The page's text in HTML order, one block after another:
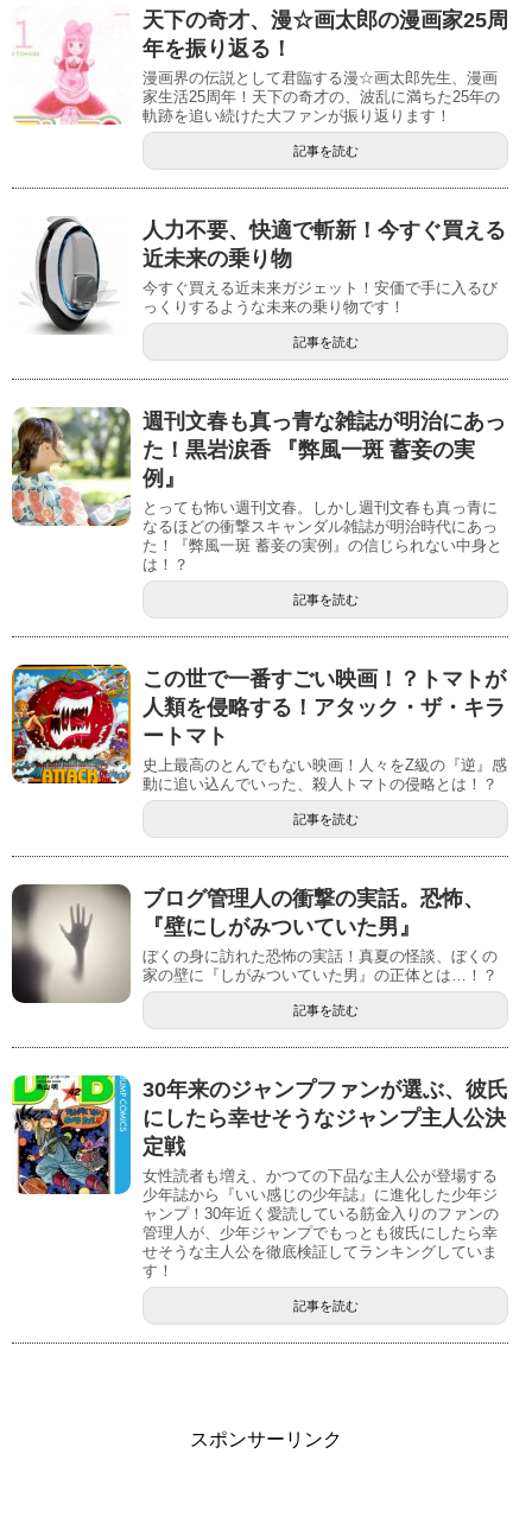
天下の奇才、漫☆画太郎の漫画家25周
年を振り返る！
漫画界の伝説として君臨する漫☆画太郎先生、漫画
家生活25周年！天下の奇才の、波乱に満ちた25年の
軌跡を追い続けた大ファンが振り返ります！
記事を読む
人力不要、快適で斬新！今すぐ買える
近未来の乗り物
今すぐ買える近未来ガジェット！安価で手に入るび
っくりするような未来の乗り物です！
記事を読む
週刊文春も真っ青な雑誌が明治にあっ
た！黒岩涙香 『弊風一斑 蓄妾の実
例』
とっても怖い週刊文春。しかし週刊文春も真っ青に
なるほどの衝撃スキャンダル雑誌が明治時代にあっ
た！『弊風一斑 蓄妾の実例』の信じられない中身と
は！？
記事を読む
この世で一番すごい映画！？トマトが
人類を侵略する！アタック・ザ・キラ
ートマト
史上最高のとんでもない映画！人々をZ級の『逆』感
動に追い込んでいった、殺人トマトの侵略とは！？
記事を読む
ブログ管理人の衝撃の実話。恐怖、
『壁にしがみついていた男』
ぼくの身に訪れた恐怖の実話！真夏の怪談、ぼくの
家の壁に『しがみついていた男』の正体とは…！？
記事を読む
30年来のジャンプファンが選ぶ、彼氏
にしたら幸せそうなジャンプ主人公決
定戦
女性読者も増え、かつての下品な主人公が登場する
少年誌から『いい感じの少年誌』に進化した少年ジ
ャンプ！30年近く愛読している筋金入りのファンの
管理人が、少年ジャンプでもっとも彼氏にしたら幸
せそうな主人公を徹底検証してランキングしていま
す！
記事を読む
スポンサーリンク